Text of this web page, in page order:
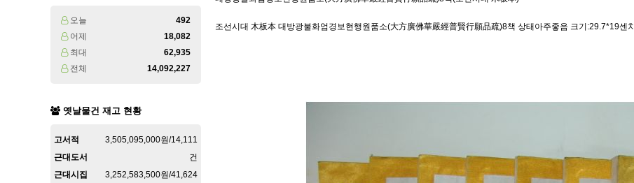
오늘
492
어제
18,082
최대
62,935
전체
14,092,227
옛날물건 재고 현황
고서적
3,505,095,000원/14,111
건
근대도서
3,252,583,500원/41,624
근대시집
조선시대 木板本 대방광불화엄경보현행원품소(大方廣佛華嚴經普賢行願品疏)8책 상태아주좋음 크기:29.7*19센치